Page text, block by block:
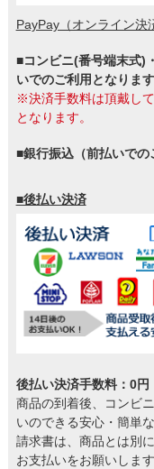
PayPay（オンライン決
■コンビニ(番号端末式)
いでのご利用となります
※決済手数料は頂戴し
となります。
■銀行振込（前払いでの
■後払い決済
後払い決済手数料：0円
商品の到着後、コンビ
いのできる安心・簡単
請求書は、商品とは別
お支払いをお願いします